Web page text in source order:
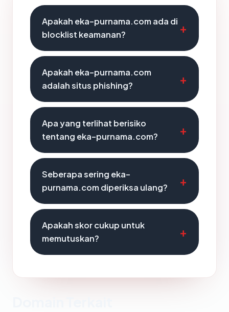
Apakah eka-purnama.com ada di
blocklist keamanan?
Apakah eka-purnama.com
adalah situs phishing?
Apa yang terlihat berisiko
tentang eka-purnama.com?
Seberapa sering eka-
purnama.com diperiksa ulang?
Apakah skor cukup untuk
memutuskan?